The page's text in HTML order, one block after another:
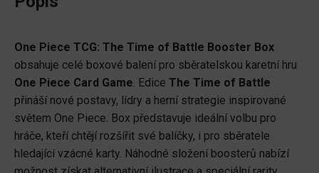
of
Battle
Booster
Box
množství
One Piece TCG: The Time of Battle Booster Box
obsahuje celé boxové balení pro sběratelskou karetní hru
One Piece Card Game. Edice The Time of Battle
přináší nové postavy, lídry a herní strategie inspirované
světem One Piece. Box představuje ideální volbu pro
hráče, kteří chtějí rozšířit své balíčky, i pro sběratele
hledající vzácné karty. Náhodné složení boosterů nabízí